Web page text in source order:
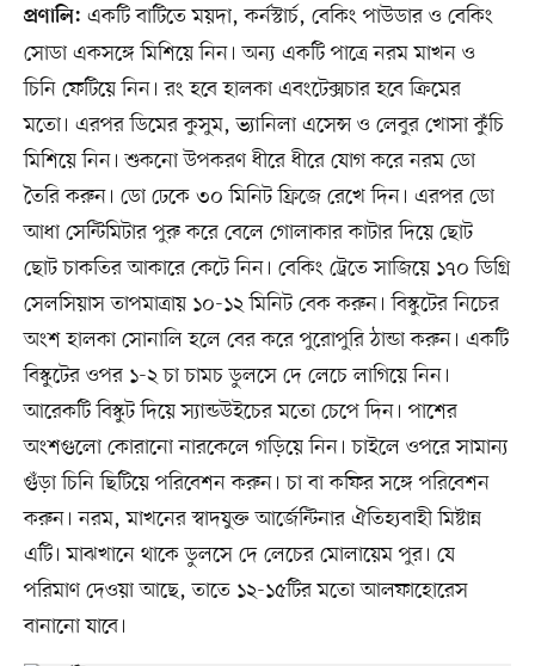
প্রণালি: একটি বাটিতে ময়দা, কর্নস্টার্চ, বেকিং পাউডার ও বেকিং
সোডা একসঙ্গে মিশিয়ে নিন। অন্য একটি পাত্রে নরম মাখন ও
চিনি ফেটিয়ে নিন। রং হবে হালকা এবংটেক্সচার হবে ক্রিমের
মতো। এরপর ডিমের কুসুম, ভ্যানিলা এসেন্স ও লেবুর খোসা কুঁচি
মিশিয়ে নিন। শুকনো উপকরণ ধীরে ধীরে যোগ করে নরম ডো
তৈরি করুন। ডো ঢেকে ৩০ মিনিট ফ্রিজে রেখে দিন। এরপর ডো
আধা সেন্টিমিটার পুরু করে বেলে গোলাকার কাটার দিয়ে ছোট
ছোট চাকতির আকারে কেটে নিন। বেকিং ট্রেতে সাজিয়ে ১৭০ ডিগ্রি
সেলসিয়াস তাপমাত্রায় ১০-১২ মিনিট বেক করুন। বিস্কুটের নিচের
অংশ হালকা সোনালি হলে বের করে পুরোপুরি ঠান্ডা করুন। একটি
বিস্কুটের ওপর ১-২ চা চামচ ডুলসে দে লেচে লাগিয়ে নিন।
আরেকটি বিস্কুট দিয়ে স্যান্ডউইচের মতো চেপে দিন। পাশের
অংশগুলো কোরানো নারকেলে গড়িয়ে নিন। চাইলে ওপরে সামান্য
গুঁড়া চিনি ছিটিয়ে পরিবেশন করুন। চা বা কফির সঙ্গে পরিবেশন
করুন। নরম, মাখনের স্বাদযুক্ত আর্জেন্টিনার ঐতিহ্যবাহী মিষ্টান্ন
এটি। মাঝখানে থাকে ডুলসে দে লেচের মোলায়েম পুর। যে
পরিমাণ দেওয়া আছে, তাতে ১২-১৫টির মতো আলফাহোরেস
বানানো যাবে।